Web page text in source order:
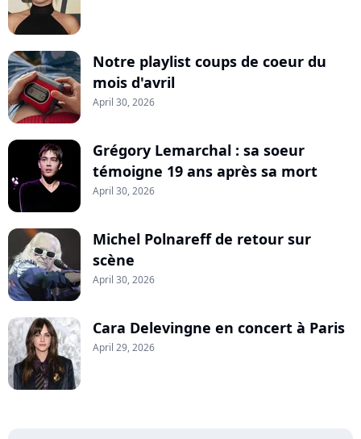
Notre playlist coups de coeur du
mois d'avril
April 30, 2026
Grégory Lemarchal : sa soeur
témoigne 19 ans après sa mort
April 30, 2026
Michel Polnareff de retour sur
scène
April 30, 2026
Cara Delevingne en concert à Paris
April 29, 2026